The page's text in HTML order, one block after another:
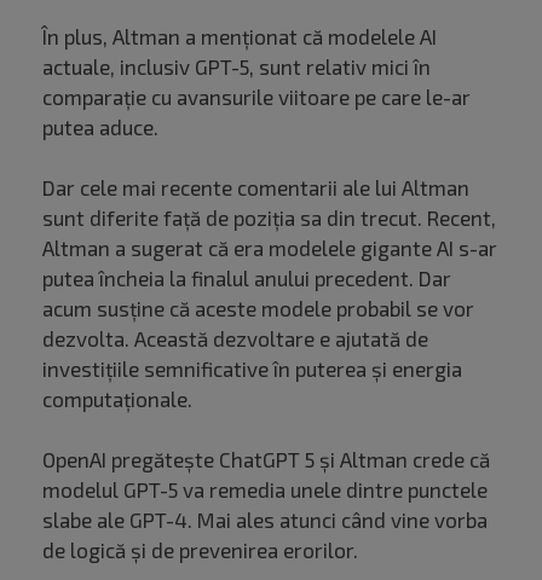
În plus, Altman a menționat că modelele AI
actuale, inclusiv GPT-5, sunt relativ mici în
comparație cu avansurile viitoare pe care le-ar
putea aduce.
Dar cele mai recente comentarii ale lui Altman
sunt diferite față de poziția sa din trecut. Recent,
Altman a sugerat că era modelele gigante AI s-ar
putea încheia la finalul anului precedent. Dar
acum susține că aceste modele probabil se vor
dezvolta. Această dezvoltare e ajutată de
investițiile semnificative în puterea și energia
computaționale.
OpenAI pregătește ChatGPT 5 și Altman crede că
modelul GPT-5 va remedia unele dintre punctele
slabe ale GPT-4. Mai ales atunci când vine vorba
de logică și de prevenirea erorilor.